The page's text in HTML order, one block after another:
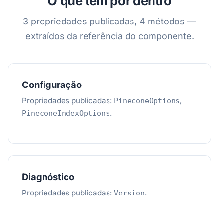
3 propriedades publicadas, 4 métodos —
extraídos da referência do componente.
Configuração
Propriedades publicadas: PineconeOptions,
PineconeIndexOptions.
Diagnóstico
Propriedades publicadas: Version.